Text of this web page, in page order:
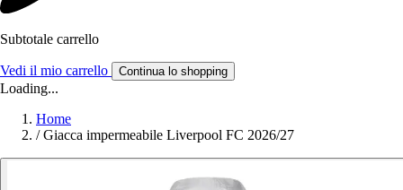
Subtotale carrello
Vedi il mio carrello Continua lo shopping
Loading...
Home
/ Giacca impermeabile Liverpool FC 2026/27